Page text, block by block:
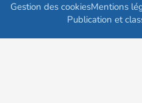
Gestion des cookiesMentions
Publication et